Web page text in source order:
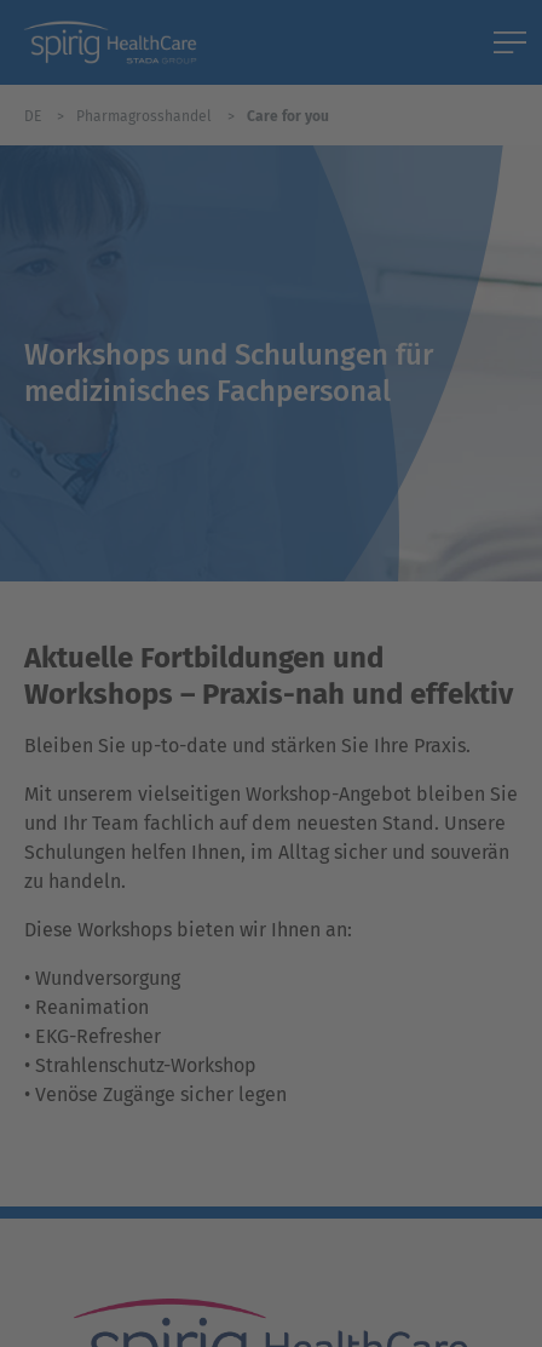
DE Pharmagrosshandel Care for you
Workshops und Schulungen für
medizinisches Fachpersonal
Aktuelle Fortbildungen und
Workshops – Praxis-nah und effektiv
Bleiben Sie up-to-date und stärken Sie Ihre Praxis.
Mit unserem vielseitigen Workshop-Angebot bleiben Sie
und Ihr Team fachlich auf dem neuesten Stand. Unsere
Schulungen helfen Ihnen, im Alltag sicher und souverän
zu handeln.
Diese Workshops bieten wir Ihnen an:
• Wundversorgung
• Reanimation
• EKG-Refresher
• Strahlenschutz-Workshop
• Venöse Zugänge sicher legen